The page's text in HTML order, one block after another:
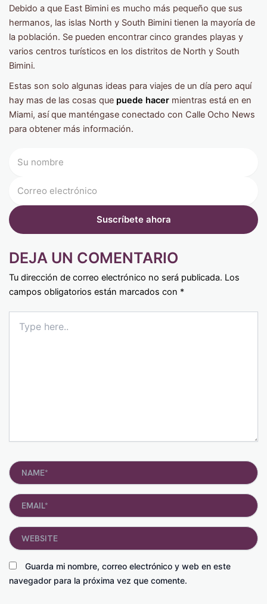
Debido a que East Bimini es mucho más pequeño que sus
hermanos, las islas North y South Bimini tienen la mayoría de
la población. Se pueden encontrar cinco grandes playas y
varios centros turísticos en los distritos de North y South
Bimini.
Estas son solo algunas ideas para viajes de un día pero aquí
hay mas de las cosas que puede hacer mientras está en en
Miami, así que manténgase conectado con Calle Ocho News
para obtener más información.
DEJA UN COMENTARIO
Tu dirección de correo electrónico no será publicada. Los
campos obligatorios están marcados con *
here..
Name*
Email*
Guarda mi nombre, correo electrónico y web en este
navegador para la próxima vez que comente.
Website